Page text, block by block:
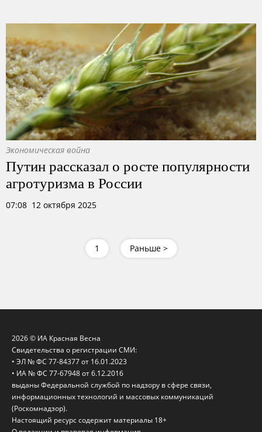
Экономическая война
Путин рассказал о росте популярности
агротуризма в России
07:08 12 октября 2025
1 Раньше >
2026 © ИА Красная Весна
Свидетельства о регистрации СМИ:
• ЭЛ № ФС 77-84377 от 16.01.2023
• ИА № ФС 77-67948 от 6.12.2016
выданы Федеральной службой по надзору в сфере связи,
информационных технологий и массовых коммуникаций
(Роскомнадзор).
Настоящий ресурс содержит материалы 18+